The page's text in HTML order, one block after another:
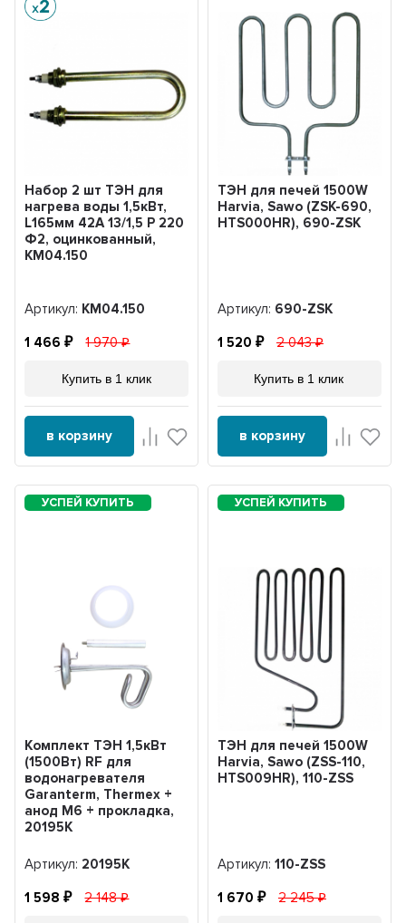
Набор 2 шт ТЭН для
нагрева воды 1,5кВт,
L165мм 42A 13/1,5 P 220
Ф2, оцинкованный,
KM04.150
Артикул: KM04.150
1 466 1 970
Купить в 1 клик
в корзину
ТЭН для печей 1500W
Harvia, Sawo (ZSK-690,
HTS000HR), 690-ZSK
Артикул: 690-ZSK
1 520 2 043
Купить в 1 клик
в корзину
Комплект ТЭН 1,5кВт
(1500Вт) RF для
водонагревателя
Garanterm, Thermex +
анод М6 + прокладка,
20195K
Артикул: 20195K
1 598 2 148
ТЭН для печей 1500W
Harvia, Sawo (ZSS-110,
HTS009HR), 110-ZSS
Артикул: 110-ZSS
1 670 2 245